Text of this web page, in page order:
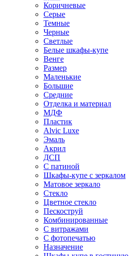
Коричневые
Серые
Темные
Черные
Светлые
Белые шкафы-купе
Венге
Размер
Маленькие
Большие
Средние
Отделка и материал
МДФ
Пластик
Alvic Luxe
Эмаль
Акрил
ДСП
С патиной
Шкафы-купе с зеркалом
Матовое зеркало
Стекло
Цветное стекло
Пескоструй
Комбинированные
С витражами
С фотопечатью
Назначение